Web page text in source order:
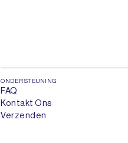
ONDERSTEUNING
FAQ
Kontakt Ons
Verzenden